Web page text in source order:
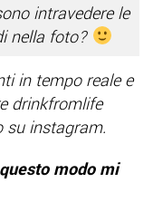
intravedere le
nella foto?
in tempo reale e
drinkfromlife
instagram.
modo mi